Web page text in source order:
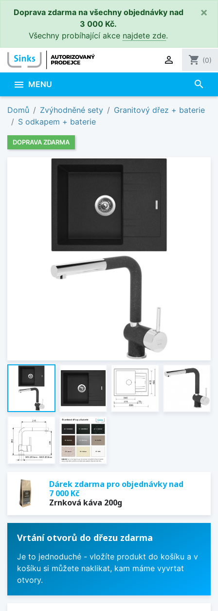
Doprava zdarma na všechny objednávky nad
3 000 Kč.
Všechny probíhající akce najdete zde.
×
 shopping_cart (0)
 MENU search
Domů Zvýhodněné sety
Granitový dřez + baterie
S odkapem + baterie
DOPRAVA ZDARMA
Dárek zdarma pro objednávky nad
7 000 Kč
Zrnková káva 200g
Vrtání otvorů do dřezu zdarma
Je to jednoduché - vložíte produkt do košíku a v
košíku si můžete naklikat, kam máme vyvrtat
otvory.